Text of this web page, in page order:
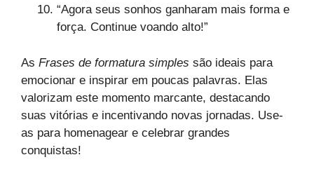
“Agora seus sonhos ganharam mais forma e
força. Continue voando alto!”
As Frases de formatura simples são ideais para
emocionar e inspirar em poucas palavras. Elas
valorizam este momento marcante, destacando
suas vitórias e incentivando novas jornadas. Use-
as para homenagear e celebrar grandes
conquistas!